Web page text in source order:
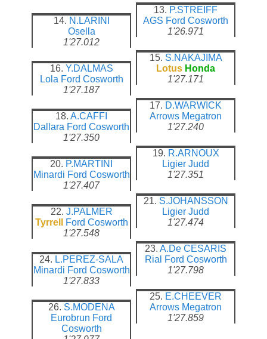
14. N.LARINI
Osella
1'27.012
13. P.STREIFF
AGS Ford Cosworth
1'26.971
16. Y.DALMAS
Lola Ford Cosworth
1'27.187
15. S.NAKAJIMA
Lotus Honda
1'27.171
18. A.CAFFI
Dallara Ford Cosworth
1'27.350
17. D.WARWICK
Arrows Megatron
1'27.240
20. P.MARTINI
Minardi Ford Cosworth
1'27.407
19. R.ARNOUX
Ligier Judd
1'27.351
22. J.PALMER
Tyrrell
Ford Cosworth
1'27.548
21. S.JOHANSSON
Ligier Judd
1'27.474
24. L.PEREZ-SALA
Minardi Ford Cosworth
1'27.833
23. A.De CESARIS
Rial
Ford Cosworth
1'27.798
26. S.MODENA
Eurobrun Ford
Cosworth
25. E.CHEEVER
Arrows Megatron
1'27.859